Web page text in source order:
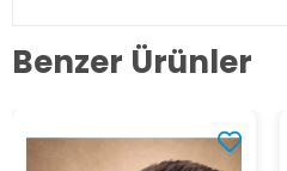
Benzer Ürünler